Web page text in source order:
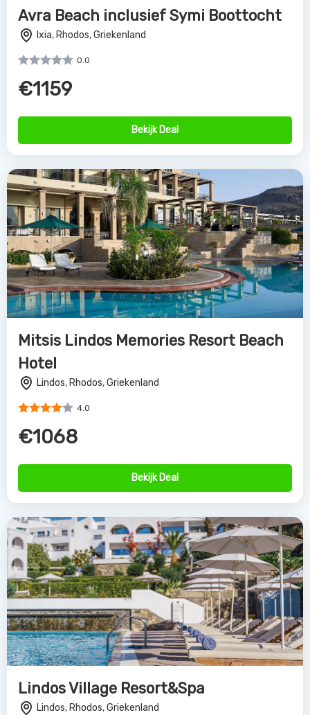
Avra Beach inclusief Symi Boottocht
Ixia, Rhodos, Griekenland
0.0
€1159
Bekijk Deal
Mitsis Lindos Memories Resort Beach
Hotel
Lindos, Rhodos, Griekenland
4.0
€1068
Bekijk Deal
Lindos Village Resort&Spa
Lindos, Rhodos, Griekenland